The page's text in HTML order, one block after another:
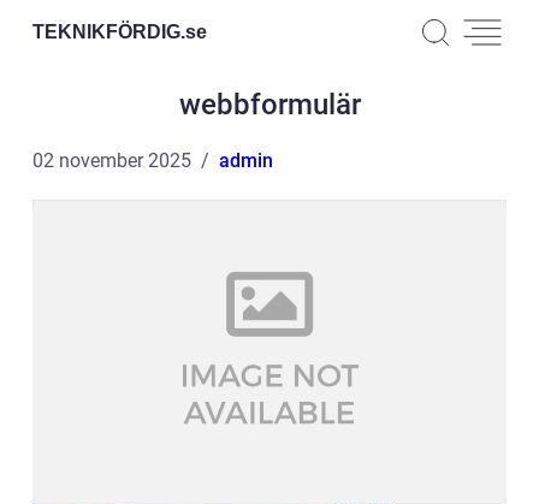
TEKNIKFÖRDIG.se
webbformulär
02 november 2025 admin